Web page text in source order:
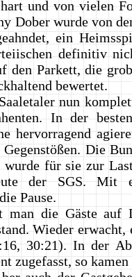
und von vielen
Dober wurde von
ein
definitiv
den Parkett, die
bewertet.
nun
In der
hervorragend
Die
wurde für sie zur
der SGS. Mit
Pause.
die Gäste auf
Wieder
30:21). In der
zugefasst, so